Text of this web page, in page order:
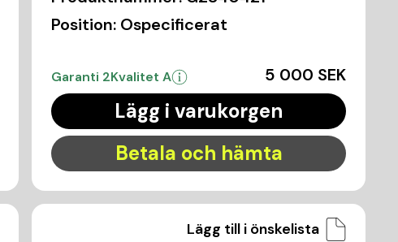
Position: Ospecificerat
Garanti 2Kvalitet A 5 000 SEK
Lägg i varukorgen
Betala och hämta
Lägg till i önskelista